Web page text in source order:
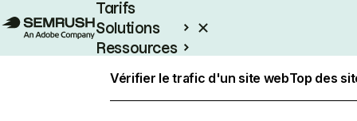
Tarifs
Solutions
Ressources
Vérifier le trafic d'un site webTop des